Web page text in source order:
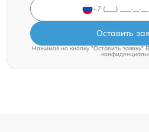
Оставить
Нажимая на кнопку "Оставить заявку"